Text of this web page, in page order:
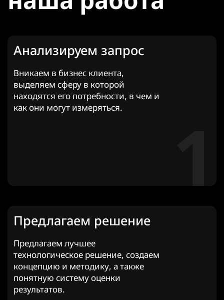
Анализируем запрос
Вникаем в бизнес клиента,
выделяем сферу в которой
находятся его потребности, в чем и
как они могут измеряться.
1
Предлагаем решение
Предлагаем лучшее
технологическое решение, создаем
концепцию и методику, а также
понятную систему оценки
результатов.